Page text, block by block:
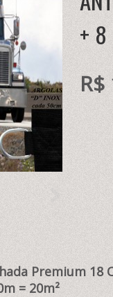
+ 8
Premium
= 20m²